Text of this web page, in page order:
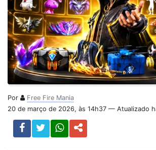
Por
Free Fire Mania
20 de março de 2026, às 14h37 — Atualizado